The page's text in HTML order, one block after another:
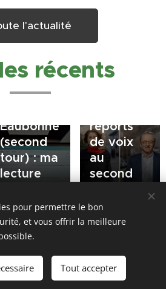
l'actualité
récents
23/03/2026
Résultats
Eaubonne
(second
tour) : ma
lecture
20/03/2026
reports
de voix
au
second
pour permettre le bon
et vous offrir la meilleure
Tout accepter